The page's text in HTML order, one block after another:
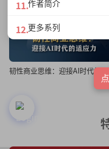
韧性商业思维：迎接AI时代的
作者简介
更多系列